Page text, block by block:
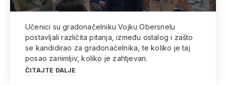
Učenici su gradonačelniku Vojku Obersnelu
postavljali različita pitanja, između ostalog i zašto
se kandidirao za gradonačelnika, te koliko je taj
posao zanimljiv, koliko je zahtjevan.
ČITAJTE DALJE